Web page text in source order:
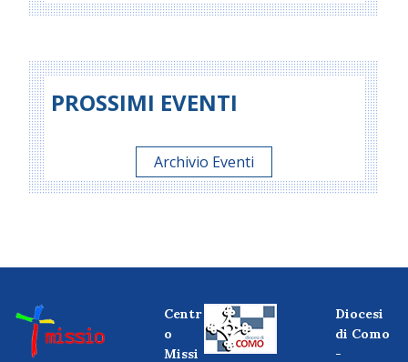
PROSSIMI EVENTI
Archivio Eventi
Centr
o
Missi
Diocesi
di Como
-